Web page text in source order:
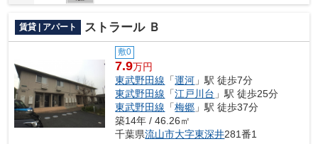
賃貸 | アパート ストラール Ｂ
敷0
7.9万円
東武野田線 「運河 」駅 徒歩7分
東武野田線 「江戸川台 」駅 徒歩25分
東武野田線 「梅郷 」駅 徒歩37分
築14年 / 46.26㎡
千葉県流山市大字東深井281番1